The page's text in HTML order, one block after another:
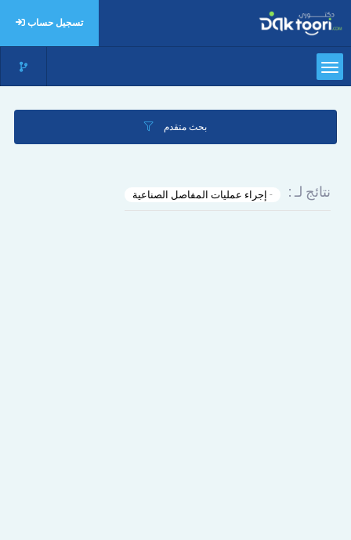
تسجيل حساب
بحث متقدم
نتائج لـ : - إجراء عمليات المفاصل الصناعية